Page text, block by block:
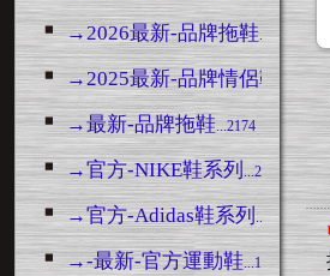
→2026最新-品牌拖鞋...6846
→2025最新-品牌情侶鞋 ...3445
→最新-品牌拖鞋...2174
→官方-NIKE鞋系列...23057
→官方-Adidas鞋系列...1236
→-最新-官方運動鞋...13354